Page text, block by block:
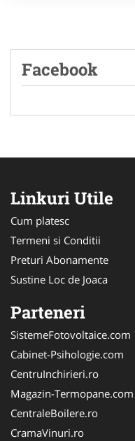
Facebook
Linkuri Utile
Cum platesc
Termeni si Conditii
Preturi Abonamente
Sustine Loc de Joaca
Parteneri
SistemeFotovoltaice.com
Cabinet-Psihologie.com
CentruInchirieri.ro
Magazin-Termopane.com
CentraleBoilere.ro
CramaVinuri.ro